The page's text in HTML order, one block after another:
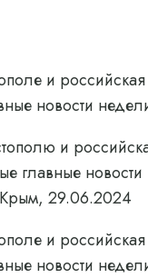
и
новости
и
главные
29.06.2024
и
новости